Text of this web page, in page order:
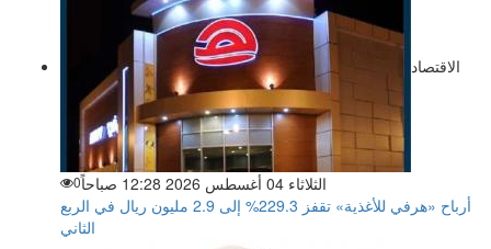
الاقتصاد
الثلاثاء 04 أغسطس 2026 12:28 صباحاً 0
أرباح «هرفي للأغذية» تقفز 229.3% إلى 2.9 مليون ريال في الربع
الثاني